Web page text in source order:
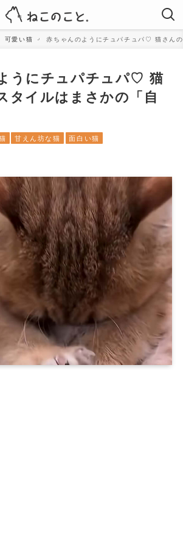
可愛い猫 赤ちゃんのようにチュパチュパ♡ 猫さん
うにチュパチュパ♡ 猫
タイルはまさかの「自
甘えん坊な猫 面白い猫